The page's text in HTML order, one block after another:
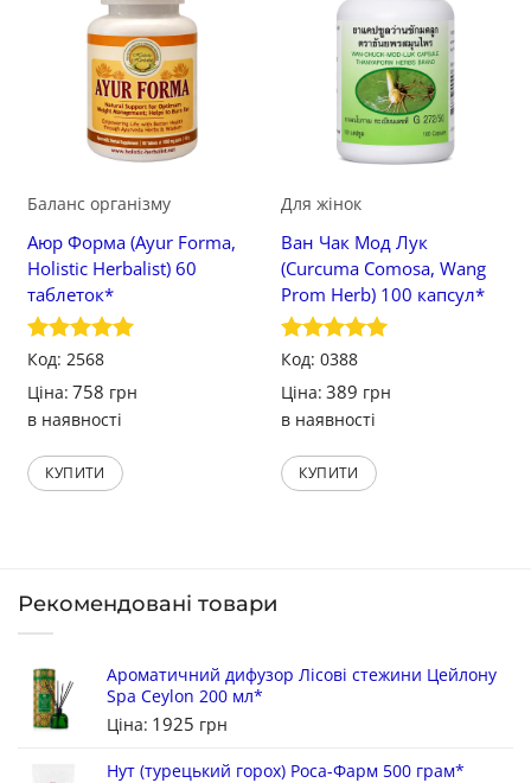
Зберегти
Баланс організму
Аюр Форма (Ayur Forma,
Holistic Herbalist) 60
таблеток*
Оцінено в
Код: 2568
Ціна: 758 грн
в наявності
КУПИТИ
Зберегти
Для жінок
Ван Чак Мод Лук
(Curcuma Comosa, Wang
Prom Herb) 100 капсул*
Оцінено в
Код: 0388
Ціна: 389 грн
в наявності
КУПИТИ
Рекомендовані товари
Ароматичний дифузор Лісові стежини Цейлону
Spa Ceylon 200 мл*
Ціна: 1925 грн
Нут (турецький горох) Роса-Фарм 500 грам*